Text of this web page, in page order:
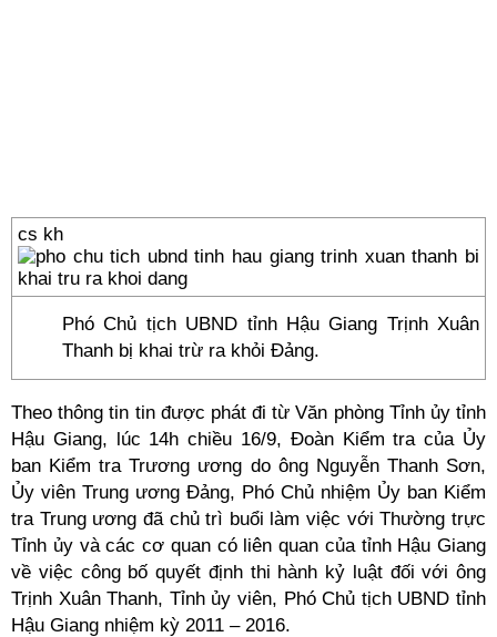
cs kh
Phó Chủ tịch UBND tỉnh Hậu Giang Trịnh Xuân
Thanh bị khai trừ ra khỏi Đảng.
Theo thông tin tin được phát đi từ Văn phòng Tỉnh ủy tỉnh
Hậu Giang, lúc 14h chiều 16/9, Đoàn Kiểm tra của Ủy
ban Kiểm tra Trương ương do ông Nguyễn Thanh Sơn,
Ủy viên Trung ương Đảng, Phó Chủ nhiệm Ủy ban Kiểm
tra Trung ương đã chủ trì buổi làm việc với Thường trực
Tỉnh ủy và các cơ quan có liên quan của tỉnh Hậu Giang
về việc công bố quyết định thi hành kỷ luật đối với ông
Trịnh Xuân Thanh, Tỉnh ủy viên, Phó Chủ tịch UBND tỉnh
Hậu Giang nhiệm kỳ 2011 – 2016.